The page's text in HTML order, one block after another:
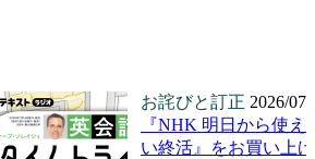
お詫びと訂正 2026/07/
『NHK 明日から使え
い終活』をお買い上